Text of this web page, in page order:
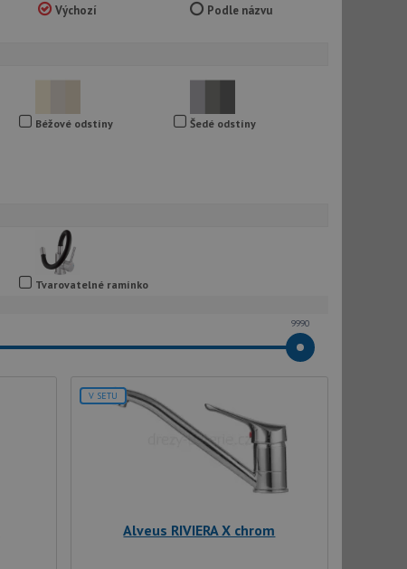
Výchozí Podle názvu
Béžové odstíny Šedé odstíny
Tvarovatelné ramínko
9990
V SETU
Alveus RIVIERA X chrom